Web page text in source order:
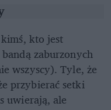
kto jest
zaburzonych
wszyscy). Tyle, że
przybierać setki
uwierają, ale